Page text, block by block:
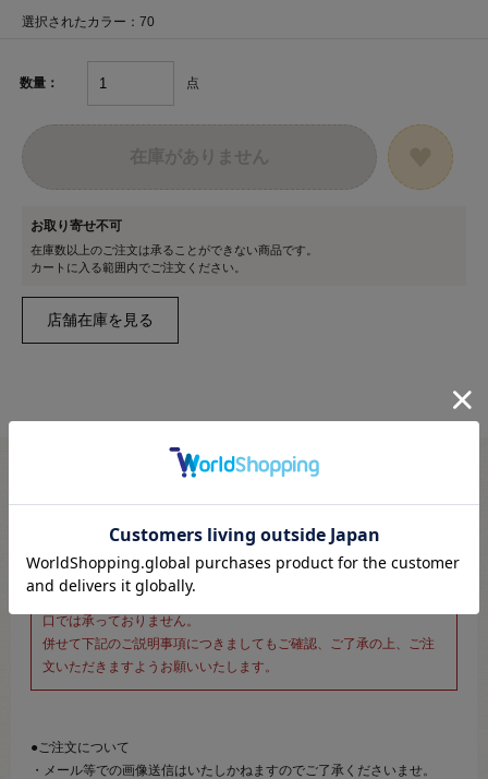
選択されたカラー：70
数量： 点
お取り寄せ不可
在庫数以上のご注文は承ることができない商品です。
カートに入る範囲内でご注文ください。
こちらのページは、店頭にてあらかじめ商品詳細および商品コード
そのため、商品画像および詳細は記載しておりません。
また、詳細につきましてのご案内、ご相談もオンラインショップ窓
口では承っておりません。
併せて下記のご説明事項につきましてもご確認、ご了承の上、ご注
文いただきますようお願いいたします。
●ご注文について
・メール等での画像送信はいたしかねますのでご了承くださいませ。